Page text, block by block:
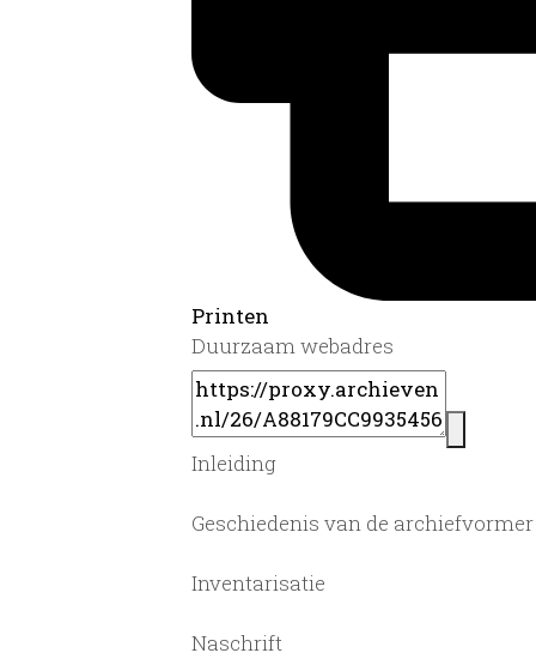
Printen
Duurzaam webadres
Inleiding
Geschiedenis van de archiefvormer
Inventarisatie
Naschrift